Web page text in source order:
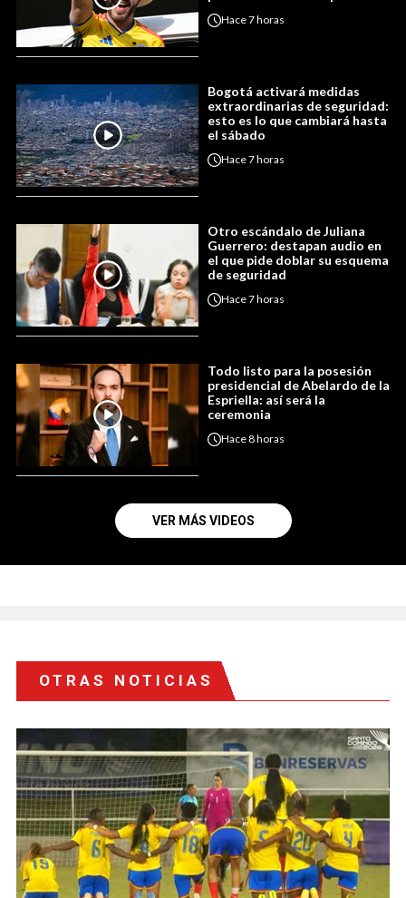
Hace7 horas
Bogotá activará medidas
extraordinarias de seguridad:
esto es lo que cambiará hasta
el sábado
Hace7 horas
Otro escándalo de Juliana
Guerrero: destapan audio en
el que pide doblar su esquema
de seguridad
Hace7 horas
Todo listo para la posesión
presidencial de Abelardo de la
Espriella: así será la
ceremonia
Hace8 horas
VER MÁS VIDEOS
OTRAS NOTICIAS